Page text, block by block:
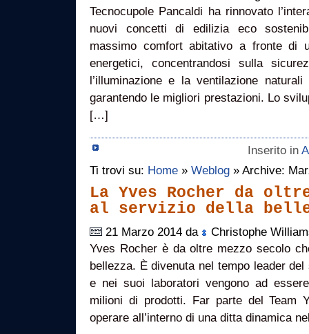
Tecnocupole Pancaldi ha rinnovato
nuovi concetti di edilizia eco
massimo comfort abitativo a fronte di
energetici, concentrandosi sulla
l’illuminazione e la ventilazione
garantendo le migliori prestazioni. Lo
[…]
Inserito in
Ti trovi su: Home » Weblog » Archive:
La Yves Rocher da
al servizio della
21 Marzo 2014 da
Christophe
Yves Rocher è da oltre mezzo secolo
bellezza. È divenuta nel tempo leader
e nei suoi laboratori vengono ad
milioni di prodotti. Far parte del Team
operare all’interno di una ditta dinamica